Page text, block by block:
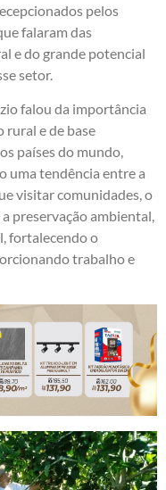
pelos
falaram das
e do grande potencial
setor.
falou da importância
e de base
países do mundo,
uma tendência entre a
visitar comunidades, o
preservação ambiental,
fortalecendo o
trabalho e